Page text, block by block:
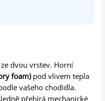
dvou vrstev. Horní
foam)pod vlivem tepla
vašeho chodidla.
přebírá mechanické